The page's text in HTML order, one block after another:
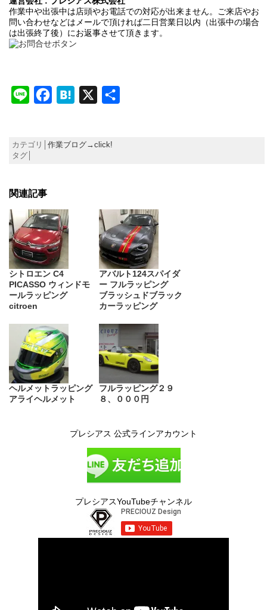
作業中や出張中は店頭やお電話での対応が出来ません。ご来店やお
問い合わせなどはメールで頂ければ二日営業日以内（出張中の場合
は出張終了後）にお返事させて頂きます。
Line FacebookHatena
カテゴリ│ 作業ブログ→click!
タグ│
関連記事
シトロエン C4
PICASSO ウィンドモ
ールラッピング
citroen
アバルト124スパイダ
ー フルラッピング
ブラッシュドブラック
カーラッピング
ヘルメットラッピング
アライヘルメット
フルラッピング２９
８、０００円
プレシアス 公式ラインアカウント
プレシアスYouTubeチャンネル